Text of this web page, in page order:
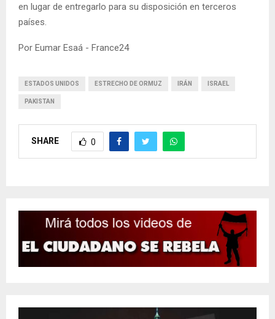
en lugar de entregarlo para su disposición en terceros
países.
Por Eumar Esaá - France24
ESTADOS UNIDOS ESTRECHO DE ORMUZ IRÁN ISRAEL
PAKISTAN
SHARE 0